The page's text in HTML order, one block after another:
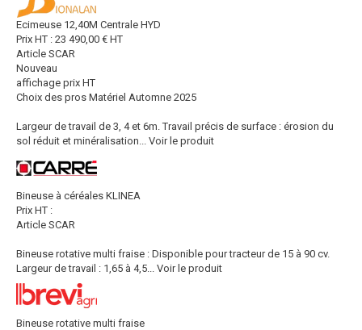
Ecimeuse 12,40M Centrale HYD
Prix HT : 23 490,00 € HT
Article SCAR
Nouveau
affichage prix HT
Choix des pros Matériel Automne 2025
Largeur de travail de 3, 4 et 6m. Travail précis de surface : érosion du
sol réduit et minéralisation...
Voir le produit
Bineuse à céréales KLINEA
Prix HT :
Article SCAR
Bineuse rotative multi fraise : Disponible pour tracteur de 15 à 90 cv.
Largeur de travail : 1,65 à 4,5...
Voir le produit
Bineuse rotative multi fraise